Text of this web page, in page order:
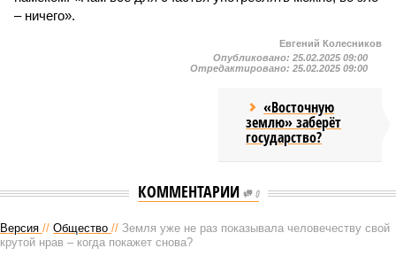
– ничего».
Евгений Колесников
Опубликовано: 25.02.2025 09:00
Отредактировано: 25.02.2025 09:00
«Восточную
землю» заберёт
государство?
КОММЕНТАРИИ 0
Версия // Общество // Земля уже не раз показывала человечеству свой
крутой нрав – когда покажет снова?